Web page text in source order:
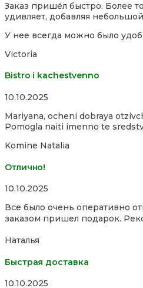
out
of
Заказ пришёл быстро. Более
удивляет, добавляя
У нее всегда можно было
Victoria
Bistro i kachestvenno
Rated
out
of
10.10.2025
Mariyana, ocheni dobraya
Pomogla naiti imenno te
Komine Natalia
Отлично!
Rated
out
of
10.10.2025
Все было очень оперативно
заказом пришел подарок.
Наталья
Быстрая доставка
Rated
10.10.2025